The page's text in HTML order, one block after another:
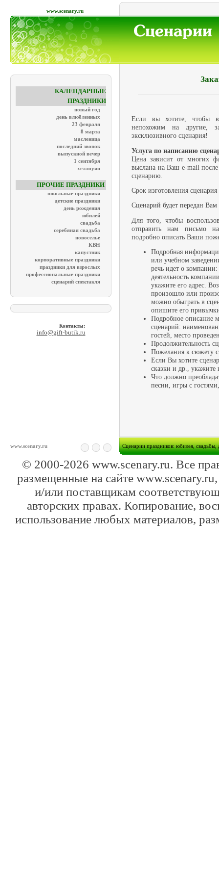
www.scenary.ru
КАЛЕНДАРНЫЕ
ПРАЗДНИКИ
новый год
день влюбленных
23 февраля
8 марта
масленица
последний звонок
выпускной вечер
1 сентября
хеллоуин
ПРОЧИЕ ПРАЗДНИКИ
школьные праздники
детские праздники
день рождения
юбилей
свадьба
серебяная свадьба
новоселье
КВН
капустник
корпоративные праздники
праздники для взрослых
профессиональные праздники
сценарий спектакля
Контакты:
info@gift-butik.ru
Если вы хотите, чтобы
непохожим на другие,
эксклюзивного сценария!
Услуга по написанию
Цена зависит от многих
выслана на Ваш e-mail
сценарию.
Срок изготовления
Сценарий будет передан
Для того, чтобы
отправить нам письмо
подробно описать Ваши
Подробная
или учебном
речь идет о
деятельность
укажите его адрес.
произошло или
можно обыграть в
опишите его
Подробное описание
сценарий:
гостей, место
Продолжительность
Пожелания к сюжету
Если Вы хотите
сказки и др., укажите
Что должно
песни, игры с
www.scenary.ru Cценарии праздников: юбилея, свадьбы,
© 2000-2026 www.scenary.ru. Все
размещенные на сайте
и/или поставщикам
авторских правах. Копирование,
использование любых материалов,